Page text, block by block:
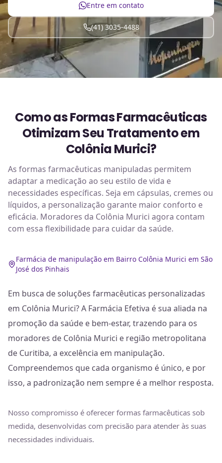
Entre em contato
(41) 3035-4488
Como as Formas Farmacêuticas
Otimizam Seu Tratamento em
Colônia Murici?
As formas farmacêuticas manipuladas permitem
adaptar a medicação ao seu estilo de vida e
necessidades específicas. Seja em cápsulas, cremes ou
líquidos, a personalização garante maior conforto e
eficácia. Moradores da Colônia Murici agora contam
com essa flexibilidade para cuidar da saúde.
Farmácia de manipulação em Bairro Colônia Murici em São
José dos Pinhais
Em busca de soluções farmacêuticas personalizadas
em Colônia Murici? A Farmácia Efetiva é sua aliada na
promoção da saúde e bem-estar, trazendo para os
moradores de Colônia Murici e região metropolitana
de Curitiba, a excelência em manipulação.
Compreendemos que cada organismo é único, e por
isso, a padronização nem sempre é a melhor resposta.
Nosso compromisso é oferecer formas farmacêuticas sob
medida, desenvolvidas com precisão para atender às suas
necessidades individuais.